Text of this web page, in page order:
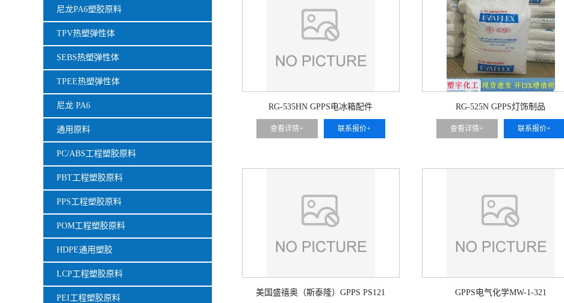
尼龙PA6塑胶原料
TPV热塑弹性体
SEBS热塑弹性体
TPEE热塑弹性体
尼龙 PA6
通用原料
PC/ABS工程塑胶原料
PBT工程塑胶原料
PPS工程塑胶原料
POM工程塑胶原料
HDPE通用塑胶
LCP工程塑胶原料
PEI工程塑胶原料
RG-535HN GPPS电冰箱配件
查看详情+ 联系报价+
RG-525N GPPS灯饰制品
查看详情+ 联系报价+
美国盛禧奥（斯泰隆）GPPS PS121 GPPS电气化学MW-1-321